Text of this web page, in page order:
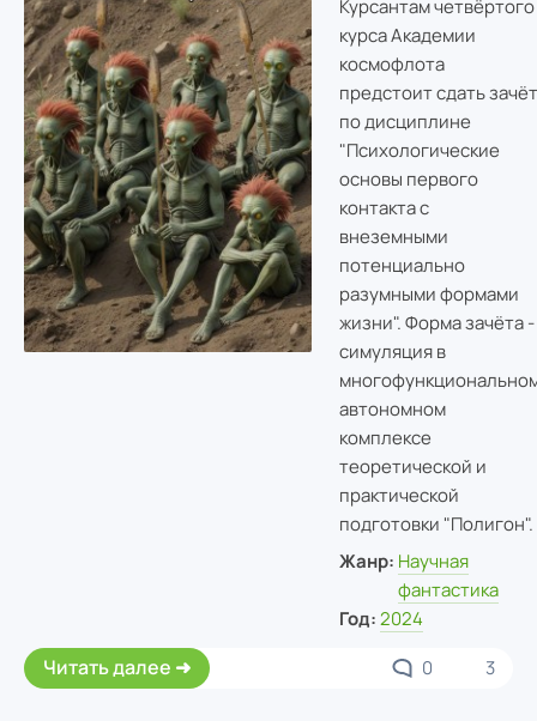
Курсантам четвёртого
курса Академии
космофлота
предстоит сдать зачёт
по дисциплине
"Психологические
основы первого
контакта с
внеземными
потенциально
разумными формами
жизни". Форма зачёта -
симуляция в
автономном
комплексе
теоретической и
практической
подготовки "Полигон".
Жанр: Научная
фантастика
Год: 2024
Читать далее 0 3